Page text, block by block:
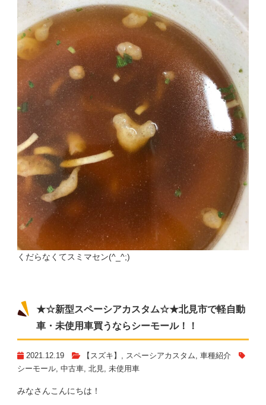
くだらなくてスミマセン(^_^;)
★☆新型スペーシアカスタム☆★北見市で軽自動
車・未使用車買うならシーモール！！
2021.12.19 【スズキ】 , スペーシアカスタム, 車種紹介
シーモール, 中古車, 北見, 未使用車
みなさんこんにちは！